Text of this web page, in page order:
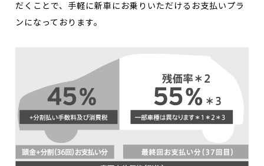
だくことで、手軽に新車にお乗りいただけるお支払いプラ
ンになっております。